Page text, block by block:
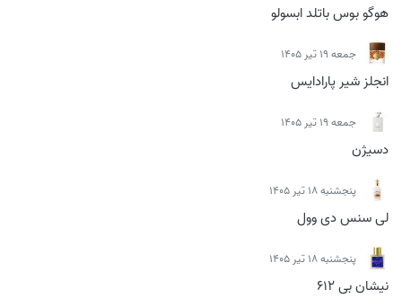
هوگو بوس باتلد ابسولو
جمعه 19 تیر 1405
انجلز شیر پارادایس
جمعه 19 تیر 1405
دسیژن
پنجشنبه 18 تیر 1405
لی سنس دی وول
پنجشنبه 18 تیر 1405
نیشان بی 612